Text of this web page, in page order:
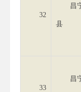
32
昌
县
33
昌